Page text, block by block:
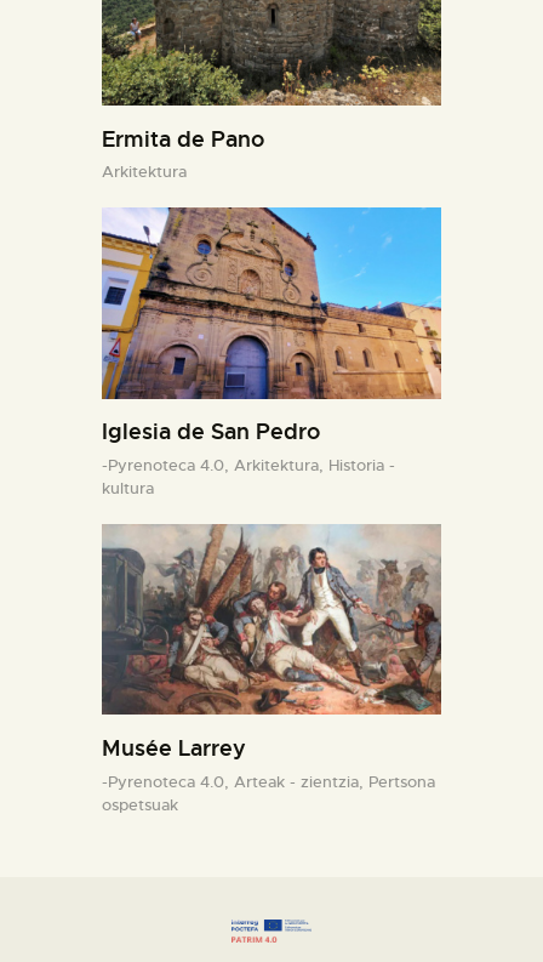
Ermita de Pano
Arkitektura
Iglesia de San Pedro
-Pyrenoteca 4.0, Arkitektura, Historia -
kultura
Musée Larrey
-Pyrenoteca 4.0, Arteak - zientzia, Pertsona
ospetsuak